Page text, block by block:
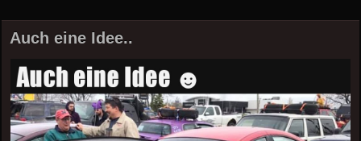
Auch eine Idee..